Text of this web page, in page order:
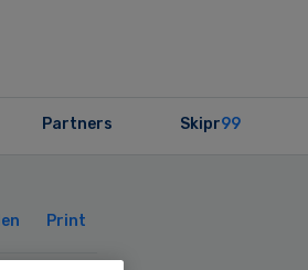
Partners Skipr99
Print